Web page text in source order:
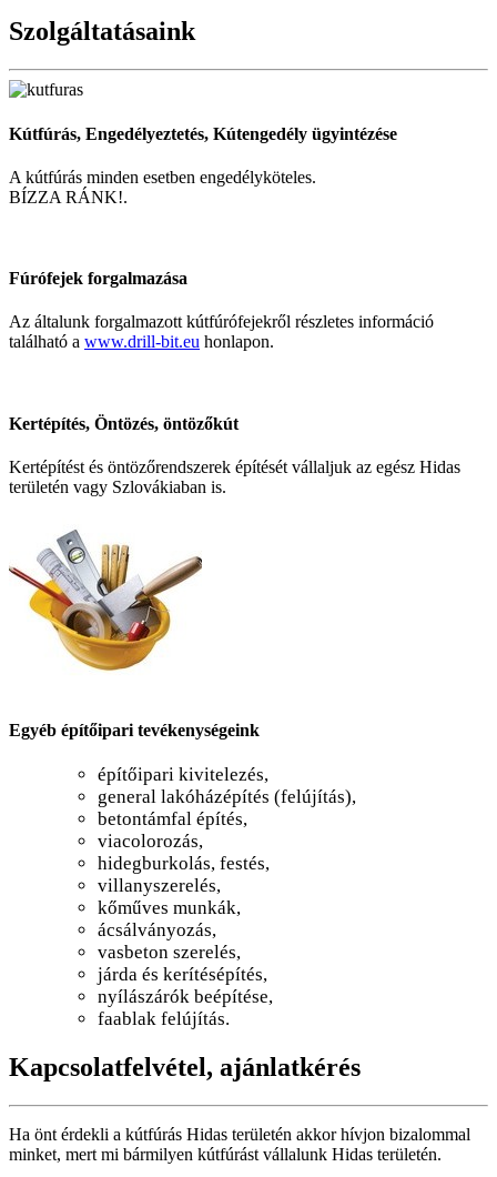
Szolgáltatásaink
Kútfúrás, Engedélyeztetés, Kútengedély ügyintézése
A kútfúrás minden esetben engedélyköteles.
BÍZZA RÁNK!.
Fúrófejek forgalmazása
Az általunk forgalmazott kútfúrófejekről részletes információ
található a www.drill-bit.eu honlapon.
Kertépítés, Öntözés, öntözőkút
Kertépítést és öntözőrendszerek építését vállaljuk az egész Hidas
területén vagy Szlovákiaban is.
Egyéb építőipari tevékenységeink
építőipari kivitelezés,
general lakóházépítés (felújítás),
betontámfal építés,
viacolorozás,
hidegburkolás, festés,
villanyszerelés,
kőműves munkák,
ácsálványozás,
vasbeton szerelés,
járda és kerítésépítés,
nyílászárók beépítése,
faablak felújítás.
Kapcsolatfelvétel, ajánlatkérés
Ha önt érdekli a kútfúrás Hidas területén akkor hívjon bizalommal
minket, mert mi bármilyen kútfúrást vállalunk Hidas területén.